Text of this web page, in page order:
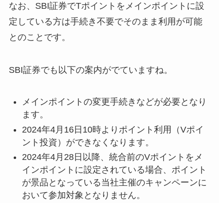
なお、SBI証券でTポイント をメインポイントに設
定している方は手続き不要でそのまま利用が可能
とのことです。
SBI証券でも以下の案内がでていますね。
メインポイントの変更手続きなどが必要となり
ます。
2024年4月16日10時よりポイント利用（Vポイ
ント投資）ができなくなります。
2024年4月28日以降、 統合前のVポイントをメ
インポイントに設定されている場合、ポイント
が景品となっている当社主催のキャンペーンに
おいて参加対象となりません。